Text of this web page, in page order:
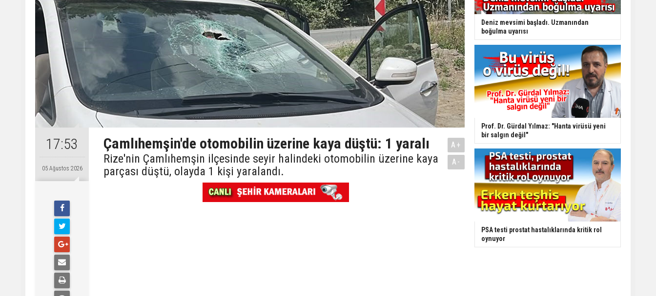
17:53
05 Ağustos 2026
Çamlıhemşin'de otomobilin üzerine kaya düştü: 1 yaralı
Rize'nin Çamlıhemşin ilçesinde seyir halindeki otomobilin üzerine kaya
parçası düştü, olayda 1 kişi yaralandı.
A+
A-
Deniz mevsimi başladı. Uzmanından
boğulma uyarısı
Prof. Dr. Gürdal Yılmaz: "Hanta virüsü yeni
bir salgın değil"
PSA testi prostat hastalıklarında kritik rol
oynuyor